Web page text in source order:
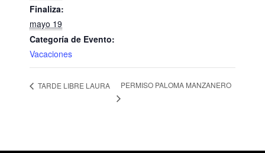
Finaliza:
mayo 19
Categoría de Evento:
Vacaciones
TARDE LIBRE LAURA PERMISO PALOMA MANZANERO